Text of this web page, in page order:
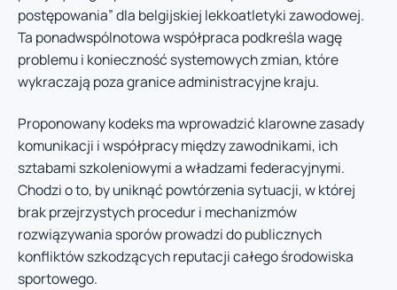
postępowania” dla belgijskiej lekkoatletyki zawodowej.
Ta ponadwspólnotowa współpraca podkreśla wagę
problemu i konieczność systemowych zmian, które
wykraczają poza granice administracyjne kraju.
Proponowany kodeks ma wprowadzić klarowne zasady
komunikacji i współpracy między zawodnikami, ich
sztabami szkoleniowymi a władzami federacyjnymi.
Chodzi o to, by uniknąć powtórzenia sytuacji, w której
brak przejrzystych procedur i mechanizmów
rozwiązywania sporów prowadzi do publicznych
konfliktów szkodzących reputacji całego środowiska
sportowego.